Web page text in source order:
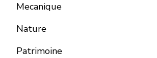
Mecanique
Nature
Patrimoine